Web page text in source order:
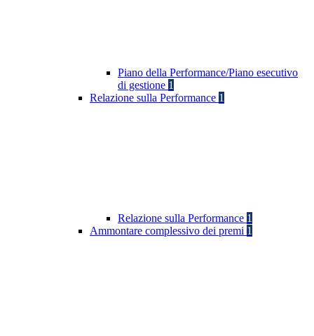
Piano della Performance/Piano esecutivo
di gestione 1
Relazione sulla Performance 1
Relazione sulla Performance 1
Ammontare complessivo dei premi 1